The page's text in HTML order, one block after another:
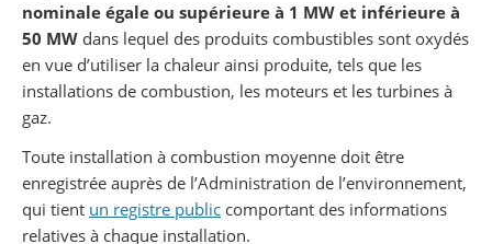
nominale égale ou supérieure à 1 MW et inférieure à
50 MW dans lequel des produits combustibles sont oxydés
en vue d’utiliser la chaleur ainsi produite, tels que les
installations de combustion, les moteurs et les turbines à
gaz.
Toute installation à combustion moyenne doit être
enregistrée auprès de l’Administration de l’environnement,
qui tient un registre public comportant des informations
relatives à chaque installation.